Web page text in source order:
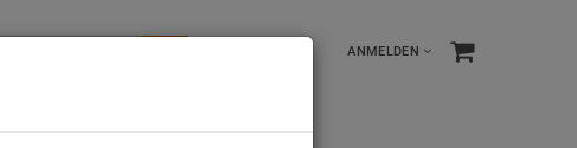
ANMELDEN